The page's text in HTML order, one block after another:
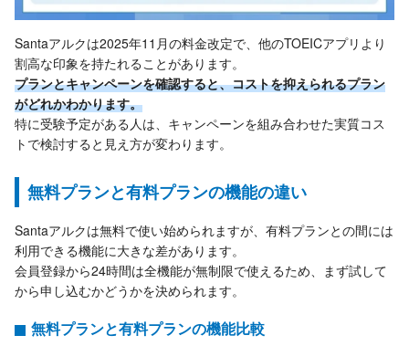
Santaアルクは2025年11月の料金改定で、他のTOEICアプリより
割高な印象を持たれることがあります。
プランとキャンペーンを確認すると、コストを抑えられるプラン
がどれかわかります。
特に受験予定がある人は、キャンペーンを組み合わせた実質コス
トで検討すると見え方が変わります。
無料プランと有料プランの機能の違い
Santaアルクは無料で使い始められますが、有料プランとの間には
利用できる機能に大きな差があります。
会員登録から24時間は全機能が無制限で使えるため、まず試して
から申し込むかどうかを決められます。
無料プランと有料プランの機能比較